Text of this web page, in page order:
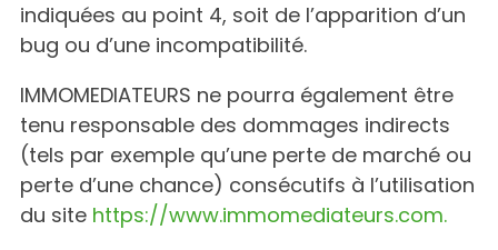
indiquées au point 4, soit de l’apparition d’un
bug ou d’une incompatibilité.
IMMOMEDIATEURS ne pourra également être
tenu responsable des dommages indirects
(tels par exemple qu’une perte de marché ou
perte d’une chance) consécutifs à l’utilisation
du site https://www.immomediateurs.com.